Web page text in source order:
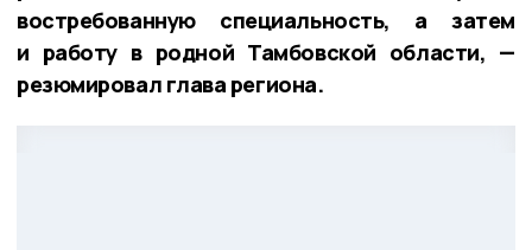
востребованную специальность, а затем
и работу в родной Тамбовской области, —
резюмировал глава региона.